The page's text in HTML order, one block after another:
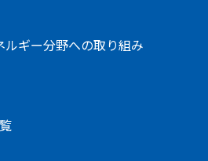
ギー分野への取り組み